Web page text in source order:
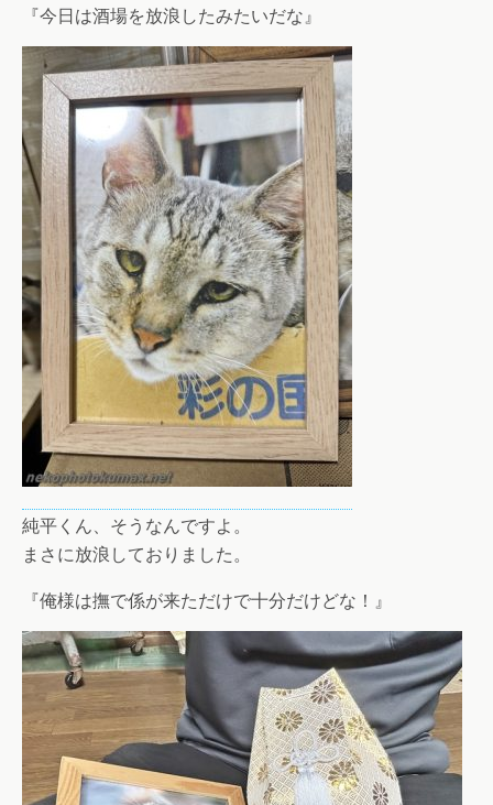
『今日は酒場を放浪したみたいだな』
純平くん、そうなんですよ。
まさに放浪しておりました。
『俺様は撫で係が来ただけで十分だけどな！』